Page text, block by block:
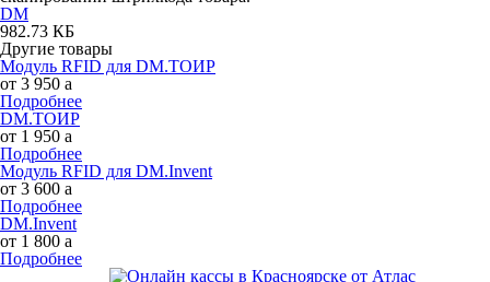
DM
982.73 КБ
Другие товары
Модуль RFID для DM.ТОИР
от 3 950 a
Подробнее
DM.ТОИР
от 1 950 a
Подробнее
Модуль RFID для DM.Invent
от 3 600 a
Подробнее
DM.Invent
от 1 800 a
Подробнее